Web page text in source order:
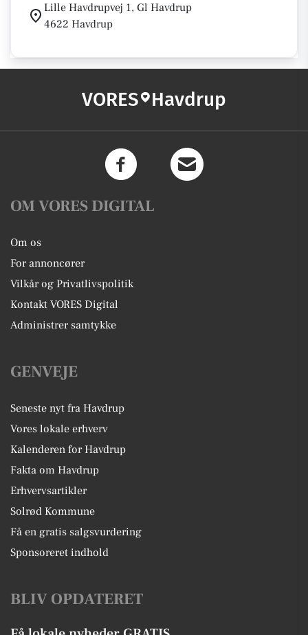
Lille Havdrupvej 1, Gl Havdrup
4622 Havdrup
VORES Havdrup
OM VORES DIGITAL
Om os
For annoncører
Vilkår og Privatlivspolitik
Kontakt VORES Digital
Administrer samtykke
GENVEJE
Seneste nyt fra Havdrup
Vores lokale erhverv
Kalenderen for Havdrup
Fakta om Havdrup
Erhvervsartikler
Solrød Kommune
Få en gratis salgsvurdering
Sponsoreret indhold
BLIV OPDATERET